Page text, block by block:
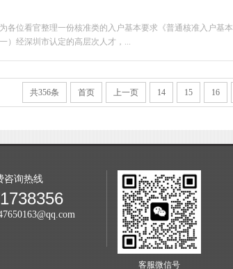
各位看官整理一份核准类的入户基本要求《普通核准入户基本
）经深圳市认定的高层次人才，...
共356条 首页 上一页 14 15 16
咨询热线
客服微信号